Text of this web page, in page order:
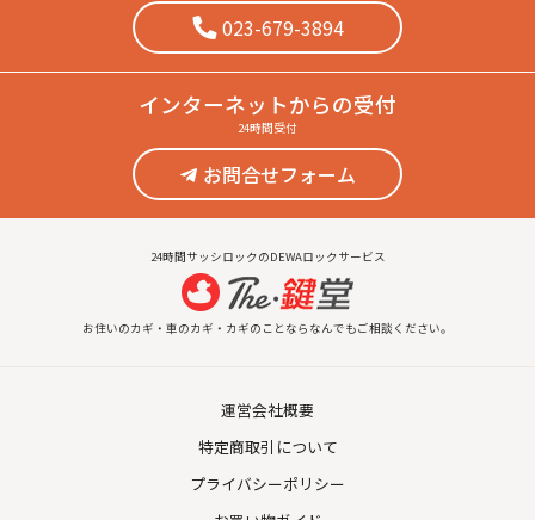
023-679-3894
インターネットからの受付
24時間受付
お問合せフォーム
24時間サッシロックのDEWAロックサービス
お住いのカギ・車のカギ・カギのことならなんでもご相談ください。
運営会社概要
特定商取引について
プライバシーポリシー